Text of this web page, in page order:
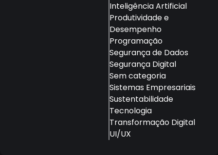
Inteligência Artificial
Produtividade e
Desempenho
Programação
Segurança de Dados
Segurança Digital
Sem categoria
Sistemas Empresariais
Sustentabilidade
Tecnologia
Transformação Digital
UI/UX